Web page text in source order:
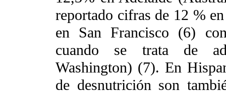
reportado cifras de 12 %
en San Francisco (6)
cuando se trata de
Washington) (7). En
de desnutrición son